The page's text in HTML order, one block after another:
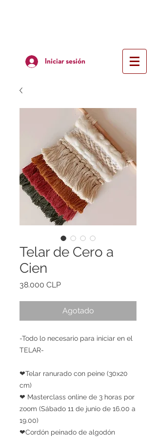
Iniciar sesión
Telar de Cero a
Cien
38.000 CLPPrecio
Agotado
-Todo lo necesario para iniciar en el
TELAR-
❤Telar ranurado con peine (30x20
cm)
❤ Masterclass online de 3 horas por
zoom (Sábado 11 de junio de 16.00 a
19.00)
❤Cordón peinado de algodón